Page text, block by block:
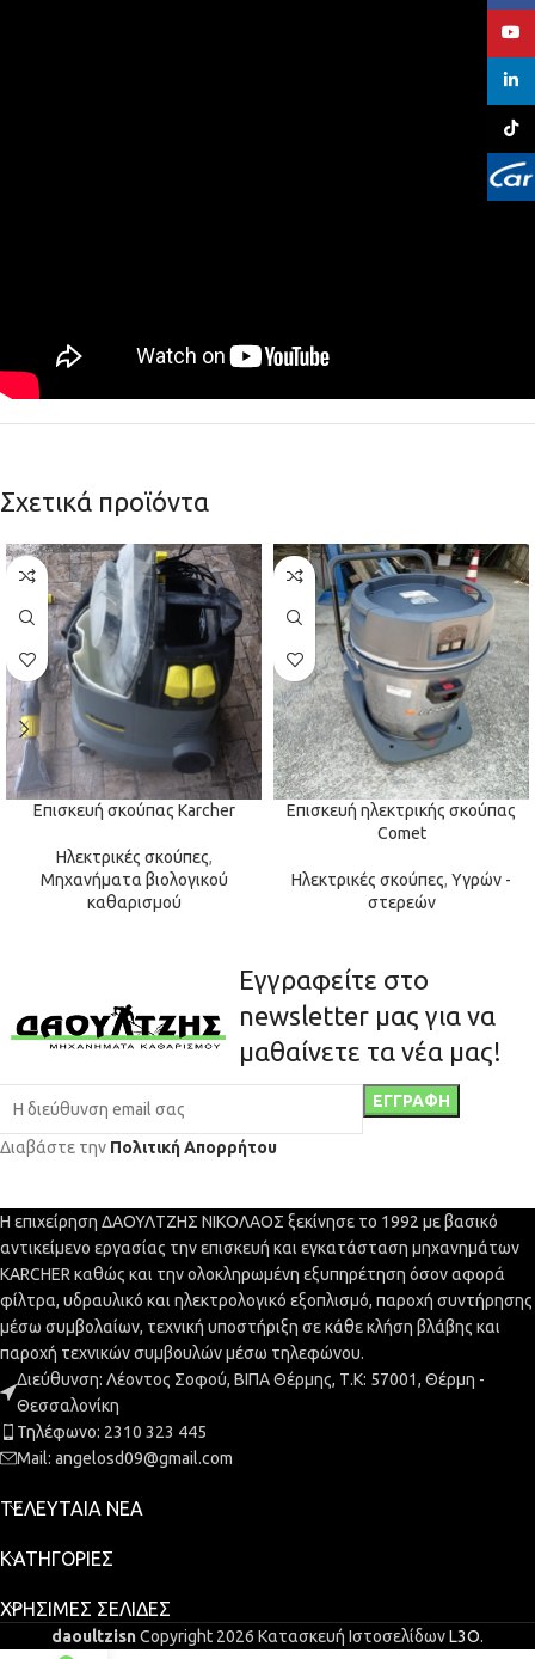
Σχετικά προϊόντα
Επισκευή σκούπας Karcher
Ηλεκτρικές σκούπες,
Μηχανήματα βιολογικού
καθαρισμού
Επισκευή ηλεκτρικής σκούπας
Comet
Ηλεκτρικές σκούπες, Υγρών -
στερεών
Εγγραφείτε στο
newsletter μας για να
μαθαίνετε τα νέα μας!
Διαβάστε την Πολιτική Απορρήτου
Η επιχείρηση ΔΑΟΥΛΤΖΗΣ ΝΙΚΟΛΑΟΣ ξεκίνησε το 1992 με βασικό
αντικείμενο εργασίας την επισκευή και εγκατάσταση μηχανημάτων
KARCHER καθώς και την ολοκληρωμένη εξυπηρέτηση όσον αφορά
φίλτρα, υδραυλικό και ηλεκτρολογικό εξοπλισμό, παροχή συντήρησης
μέσω συμβολαίων, τεχνική υποστήριξη σε κάθε κλήση βλάβης και
παροχή τεχνικών συμβουλών μέσω τηλεφώνου.
Διεύθυνση: Λέοντος Σοφού, ΒΙΠΑ Θέρμης, Τ.Κ: 57001, Θέρμη -
Θεσσαλονίκη
Τηλέφωνο: 2310 323 445
Mail: angelosd09@gmail.com
ΤΕΛΕΥΤΑΊΑ ΝΈΑ
ΚΑΤΗΓΟΡΊΕΣ
ΧΡΉΣΙΜΕΣ ΣΕΛΊΔΕΣ
daoultzisnCopyright 2026 Κατασκευή ΙστοσελίδωνL3O.